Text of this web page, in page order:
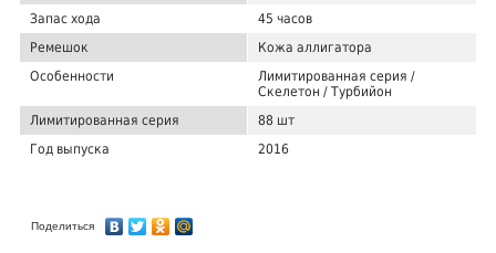
Запас хода
45 часов
Ремешок
Кожа аллигатора
Особенности
Лимитированная серия /
Скелетон / Турбийон
Лимитированная серия
88 шт
Год выпуска
2016
Поделиться